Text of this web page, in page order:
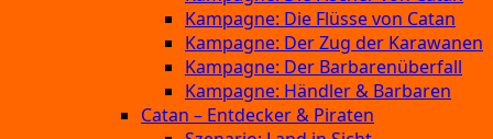
Kampagne: Die Flüsse von Catan
Kampagne: Der Zug der Karawanen
Kampagne: Der Barbarenüberfall
Kampagne: Händler & Barbaren
Catan – Entdecker & Piraten